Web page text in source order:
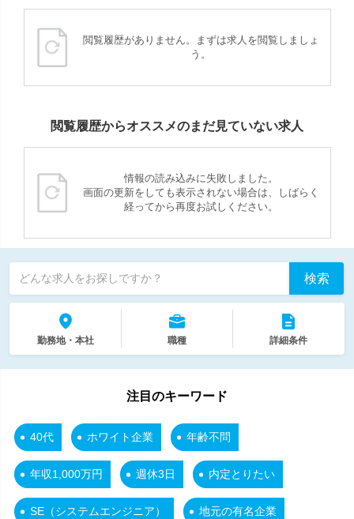
閲覧履歴がありません。まずは求人を閲覧しましょ
う。
閲覧履歴からオススメのまだ見ていない求人
情報の読み込みに失敗しました。
画面の更新をしても表示されない場合は、しばらく
経ってから再度お試しください。
どんな求人をお探しですか？ 検索
勤務地・本社 職種 詳細条件
注目のキーワード
40代 ホワイト企業 年齢不問
年収1,000万円 週休3日 内定とりたい
SE（システムエンジニア） 地元の有名企業